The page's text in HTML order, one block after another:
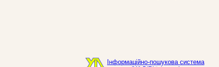
Інформаційно-пошукова система